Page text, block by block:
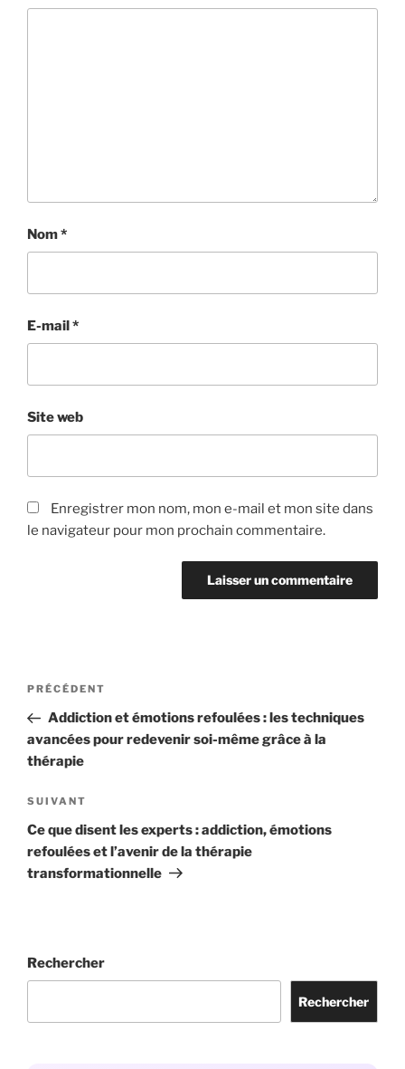
Nom*
E-mail*
Site web
Enregistrer mon nom, mon e-mail et mon site dans
le navigateur pour mon prochain commentaire.
PRÉCÉDENT
Addiction et émotions refoulées : les techniques
avancées pour redevenir soi-même grâce à la
thérapie
SUIVANT
Ce que disent les experts : addiction, émotions
refoulées et l’avenir de la thérapie
transformationnelle
Rechercher
Rechercher